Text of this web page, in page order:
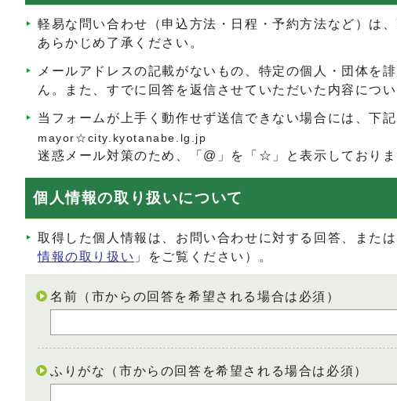
軽易な問い合わせ（申込方法・日程・予約方法など）は
あらかじめ了承ください。
メールアドレスの記載がないもの、特定の個人・団体を
ん。また、すでに回答を返信させていただいた内容につ
当フォームが上手く動作せず送信できない場合には、下
mayor☆city.kyotanabe.lg.jp
迷惑メール対策のため、「@」を「☆」と表示しており
個人情報の取り扱いについて
取得した個人情報は、お問い合わせに対する回答、また
情報の取り扱い 」をご覧ください）。
名前（市からの回答を希望される場合は必須）
ふりがな（市からの回答を希望される場合は必須）